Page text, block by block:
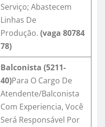
Serviço; Abastecem
Linhas De
Produção. (vaga 80784
78)
Balconista (5211-
40)Para O Cargo De
Atendente/Balconista
Com Experiencia, Você
Será Responsável Por